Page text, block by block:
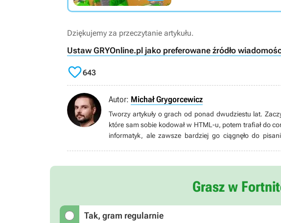
Dziękujemy za przeczytanie artykułu.
Ustaw GRYOnline.pl jako preferowane źródło
643
Autor: Michał Grygorcewicz
Tworzy artykuły o grach od ponad dwudziestu lat.
które sam sobie kodował w HTML-u, potem trafiał do
informatyk, ale zawsze bardziej go ciągnęło do
stawiające na narrację. Uważa, że NieR: Automata to
Grasz w
Tak, gram regularnie